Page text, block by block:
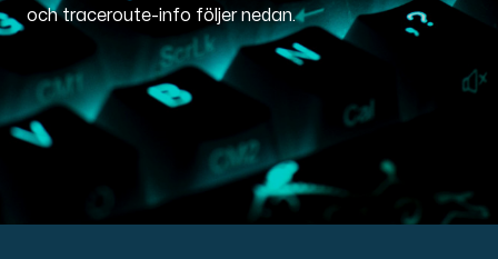
S3-kompatibel, skalbar och prisvärd lagring.
och traceroute-info följer nedan.